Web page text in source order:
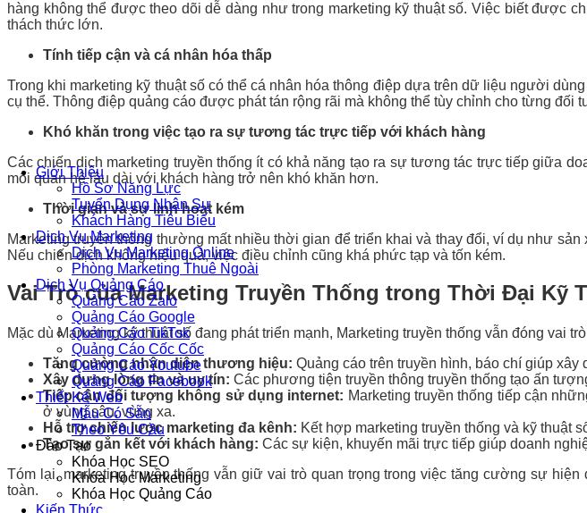
Giới Thiệu
Hồ Sơ Năng Lực
Tuyển Dụng Nhân Sự
Khách Hàng Tiêu Biểu
Dịch Vụ Marketing
Dịch Vụ Marketing Online
Phòng Marketing Thuê Ngoài
Dịch Vụ Quảng Cáo
Quảng Cáo Zalo
Quảng Cáo Google
Quảng Cáo TikTok
Quảng Cáo Cốc Cốc
Quảng Cáo Youtube
Quảng Cáo Facebook
Thiết Kế Web
Mẫu Có Sẵn
Theo Yêu Cầu
Đào Tạo
Khóa Học SEO
Khóa Học Marketing
Khóa Học Quảng Cáo
Kiến Thức
hàng không thể được theo dõi dễ dàng như trong marketing kỹ thuật số. Việc biết được
thách thức lớn.
Tính tiếp cận và cá nhân hóa thấp
Trong khi marketing kỹ thuật số có thể cá nhân hóa thông điệp dựa trên dữ liệu người
cụ thể. Thông điệp quảng cáo được phát tán rộng rãi mà không thể tùy chỉnh cho từng đối
Khó khăn trong việc tạo ra sự tương tác trực tiếp với khách hàng
Các chiến dịch marketing truyền thống ít có khả năng tạo ra sự tương tác trực tiếp giữa
mối quan hệ lâu dài với khách hàng trở nên khó khăn hơn.
Thời gian và sự linh hoạt kém
Marketing truyền thống thường mất nhiều thời gian để triển khai và thay đổi, ví dụ như
Nếu chiến dịch không hiệu quả, việc điều chỉnh cũng khá phức tạp và tốn kém.
Vai Trò của Marketing Truyền Thống trong Thời Đại Kỹ
Mặc dù Marketing kỹ thuật số đang phát triển mạnh, Marketing truyền thống vẫn đóng vai
Tăng cường nhận diện thương hiệu: Quảng cáo trên truyền hình, báo chí giúp
Xây dựng lòng tin và uy tín: Các phương tiện truyền thông truyền thống tạo ấn
Tiếp cận đối tượng không sử dụng internet: Marketing truyền thống tiếp cận
ở vùng sâu, vùng xa.
Hỗ trợ chiến lược marketing đa kênh: Kết hợp marketing truyền thống và kỹ thuật
Tạo sự gắn kết với khách hàng: Các sự kiện, khuyến mãi trực tiếp giúp doanh
Tóm lại, marketing truyền thống vẫn giữ vai trò quan trọng trong việc tăng cường sự
toàn.